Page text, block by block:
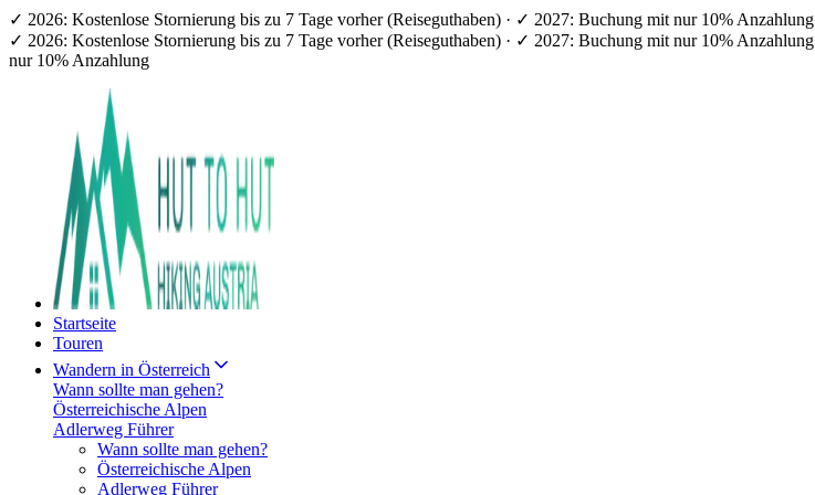
✓ 2026: Kostenlose Stornierung bis zu 7 Tage vorher (Reiseguthaben) · ✓ 2027: Buchung mit nur 10% Anzahlung
✓ 2026: Kostenlose Stornierung bis zu 7 Tage vorher (Reiseguthaben) · ✓ 2027: Buchung mit nur 10% Anzahlung
nur 10% Anzahlung
Startseite
Touren
Wandern in Österreich
Wann sollte man gehen?
Österreichische Alpen
Adlerweg Führer
Wann sollte man gehen?
Österreichische Alpen
Adlerweg Führer